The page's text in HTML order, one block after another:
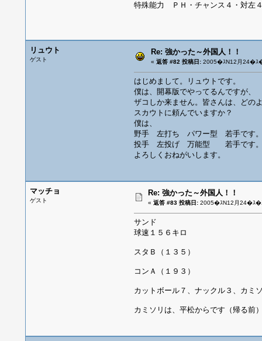
特殊能力 ＰＨ・チャンス４・対左
リュウト
ゲスト
Re: 強かった～外国人！！
« 返答 #82 投稿日:2005�ｽN12月24�ｽ
はじめまして。リュウトです。
僕は、開幕版でやってるんですが、
ザコしか来ません。皆さんは、どの
スカウトに頼んでいますか？
僕は、
野手 左打ち パワー型 若手です
投手 左投げ 万能型 若手です
よろしくおねがいします。
マッチョ
ゲスト
Re: 強かった～外国人！！
« 返答 #83 投稿日:2005�ｽN12月24�ｽ
サンド
球速１５６キロ
スタＢ（１３５）
コンＡ（１９３）
カットボール７、ナックル３、カミ
カミソリは、平松からです（帰る前